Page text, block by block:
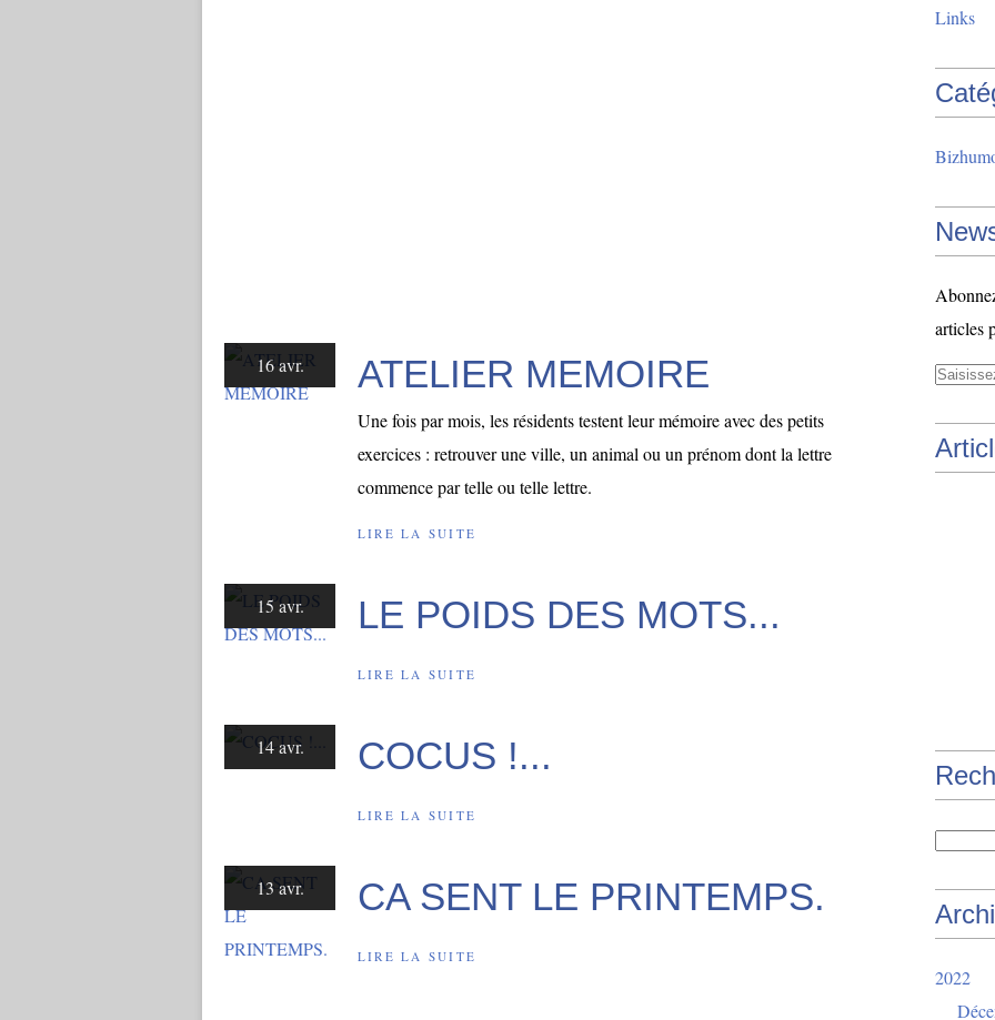
16 avr. ATELIER MEMOIRE
Une fois par mois, les résidents testent leur mémoire avec des petits
exercices : retrouver une ville, un animal ou un prénom dont la lettre
commence par telle ou telle lettre.
LIRE LA SUITE
15 avr. LE POIDS DES MOTS...
LIRE LA SUITE
14 avr. COCUS !...
LIRE LA SUITE
13 avr. CA SENT LE PRINTEMPS.
LIRE LA SUITE
Links
articles
2022